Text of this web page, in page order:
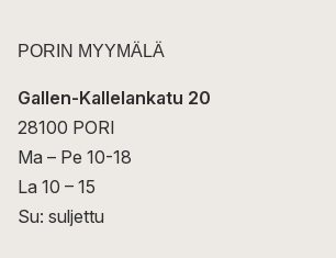
PORIN MYYMÄLÄ
Gallen-Kallelankatu 20
28100 PORI
Ma – Pe 10-18
La 10 – 15
Su: suljettu